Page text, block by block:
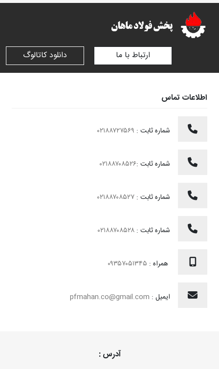
ارتباط با ما دانلود کاتالوگ
اطلاعات تماس
شماره ثابت :
شماره ثابت :۰۲۱۸۸۷۰۸۵۲۶
شماره ثابت :
شماره ثابت :
همراه :
ایمیل : pfmahan.co@gmail.com
آدرس :